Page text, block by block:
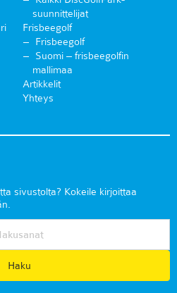
suunnittelijat
Frisbeegolf
Frisbeegolf
Suomi – frisbeegolfin
mallimaa
Artikkelit
Yhteys
sivustolta? Kokeile kirjoittaa